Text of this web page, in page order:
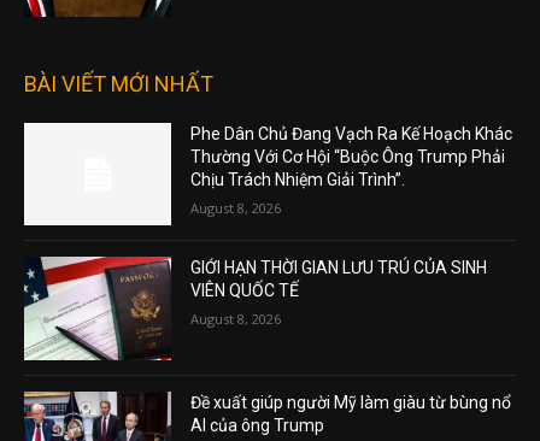
BÀI VIẾT MỚI NHẤT
Phe Dân Chủ Đang Vạch Ra Kế Hoạch Khác
Thường Với Cơ Hội “Buộc Ông Trump Phải
Chịu Trách Nhiệm Giải Trình”.
August 8, 2026
GIỚI HẠN THỜI GIAN LƯU TRÚ CỦA SINH
VIÊN QUỐC TẾ
August 8, 2026
Đề xuất giúp người Mỹ làm giàu từ bùng nổ
AI của ông Trump